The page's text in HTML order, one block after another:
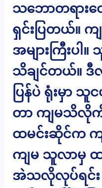
သဘောတရားတွ
ရှင်းပြတယ်။
အများကြီးပါ
သိချင်တယ်။
ပြန်ပဲ ရုံးမှာ သူ
တာ ကျမသိလို
ထမင်းဆိုင်က က
ကျမ သူလာမှ
အဲသလိုလုပ်ရင်း